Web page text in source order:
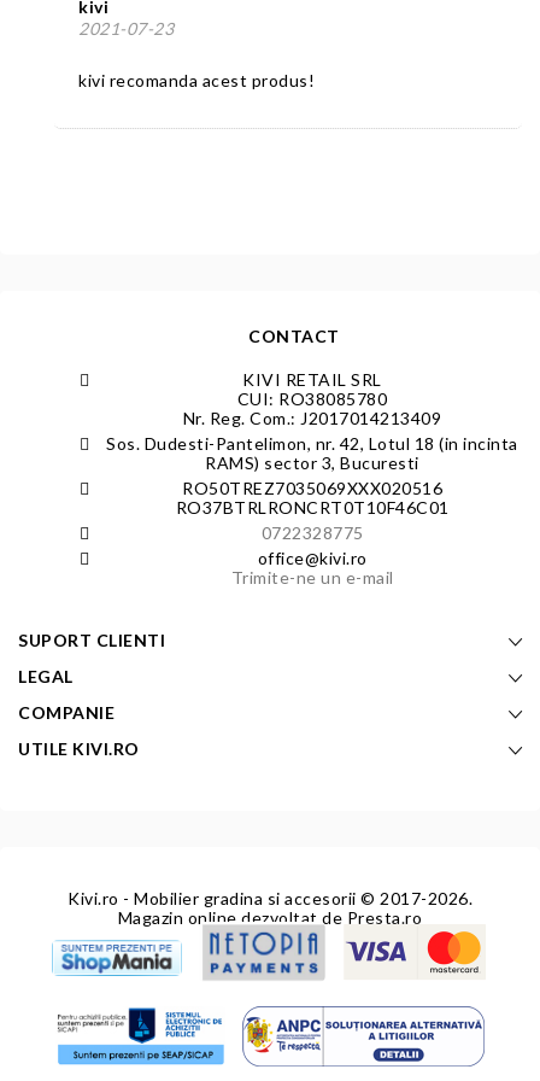
kivi
2021-07-23
kivi recomanda acest produs!
CONTACT
KIVI RETAIL SRL
CUI: RO38085780
Nr. Reg. Com.: J2017014213409
Sos. Dudesti-Pantelimon, nr. 42, Lotul 18 (in incinta
RAMS) sector 3, Bucuresti
RO50TREZ7035069XXX020516
RO37BTRLRONCRT0T10F46C01
0722328775
office@kivi.ro
Trimite-ne un e-mail
SUPORT CLIENTI
LEGAL
COMPANIE
UTILE KIVI.RO
Kivi.ro - Mobilier gradina si accesorii © 2017-2026.
Magazin online dezvoltat de Presta.ro